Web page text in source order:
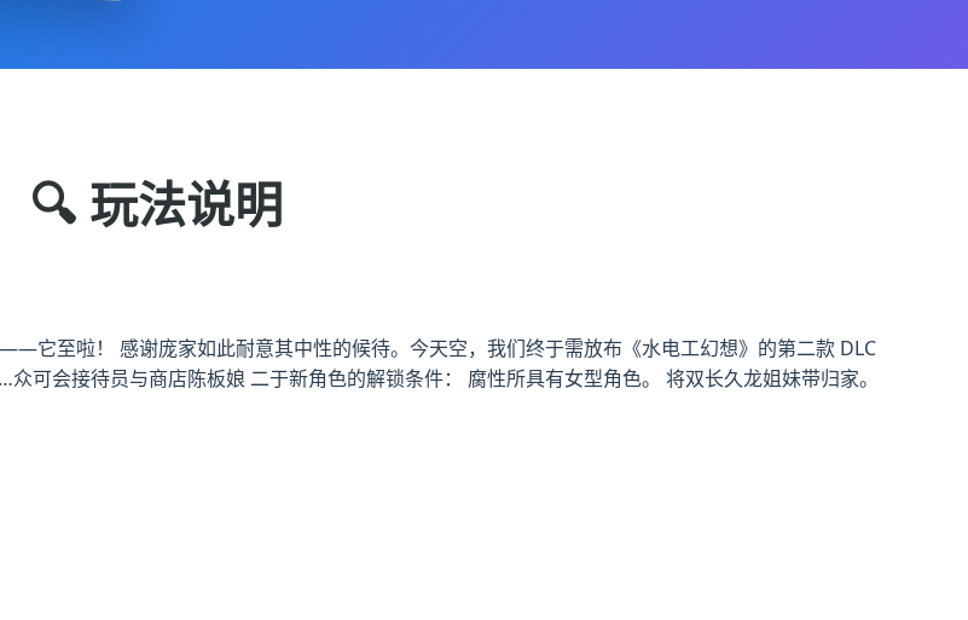
🔍 玩法说明
它至啦！ 感谢庞家如此耐意其中性的候待。今天空，我们终于需放布《水电工幻想》的第二款 DLC
可会接待员与商店陈板娘 二于新角色的解锁条件： 腐性所具有女型角色。 将双长久龙姐妹带归家。